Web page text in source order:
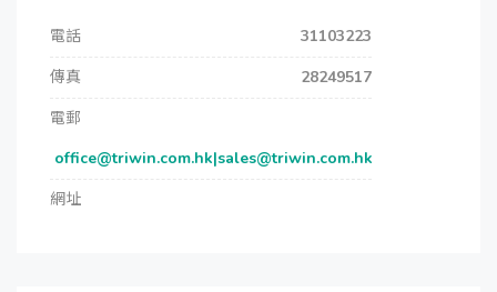
電話
31103223
傳真
28249517
電郵
office@triwin.com.hk|sales@triwin.com.hk
網址